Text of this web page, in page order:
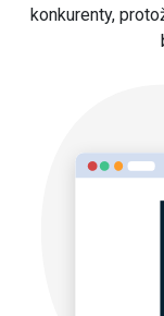
konkurenty,